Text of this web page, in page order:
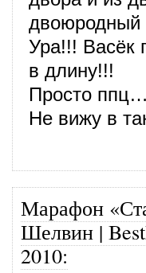
двоюродный
Ура!!! Васёк
в длину!!!
Просто ппц…
Не вижу в
Марафон
Шелвин |
2010: